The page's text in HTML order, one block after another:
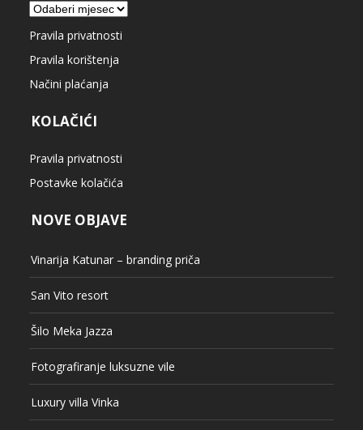
Arhiva
Pravila privatnosti
Pravila korištenja
Načini plaćanja
KOLAČIĆI
Pravila privatnosti
Postavke kolačića
NOVE OBJAVE
Vinarija Katunar – branding priča
San Vito resort
Šilo Meka Jazza
Fotografiranje luksuzne vile
Luxury villa Vinka